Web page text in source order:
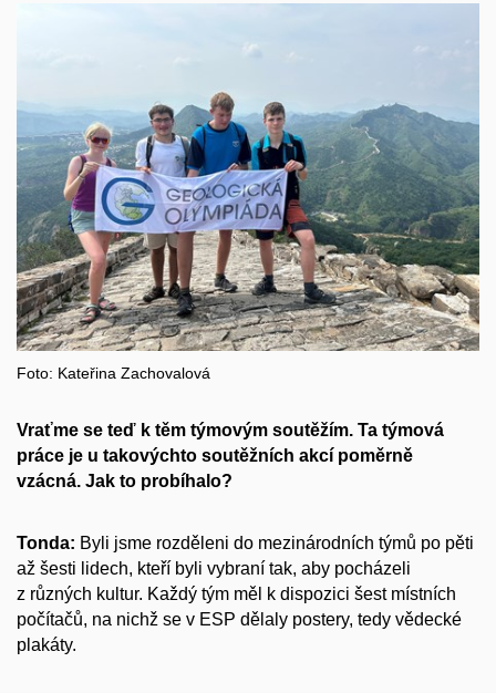
Foto: Kateřina Zachovalová
Vraťme se teď k těm týmovým soutěžím. Ta týmová
práce je u takovýchto soutěžních akcí poměrně
vzácná. Jak to probíhalo?
Tonda: Byli jsme rozděleni do mezinárodních týmů po pěti
až šesti lidech, kteří byli vybraní tak, aby pocházeli
z různých kultur. Každý tým měl k dispozici šest místních
počítačů, na nichž se v ESP dělaly postery, tedy vědecké
plakáty.